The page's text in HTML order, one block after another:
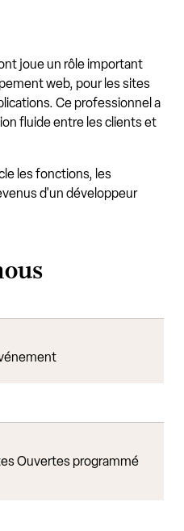
joue un rôle important
web, pour les sites
Ce professionnel a
fluide entre les clients et
les fonctions, les
d'un développeur
Ouvertes programmé